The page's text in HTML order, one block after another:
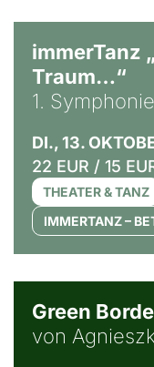
immerTanz
Traum…“
1.
DI., 13.
22 EUR / 15
THEATER & TANZ
IMMERTANZ –
Green
von